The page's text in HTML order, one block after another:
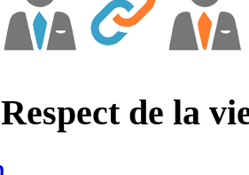
Respect de la